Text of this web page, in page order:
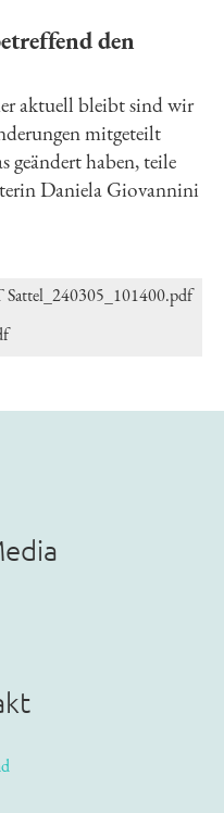
den
aktuell bleibt sind wir
mitgeteilt
geändert haben, teile
Daniela Giovannini
Sattel_240305_101400.pdf